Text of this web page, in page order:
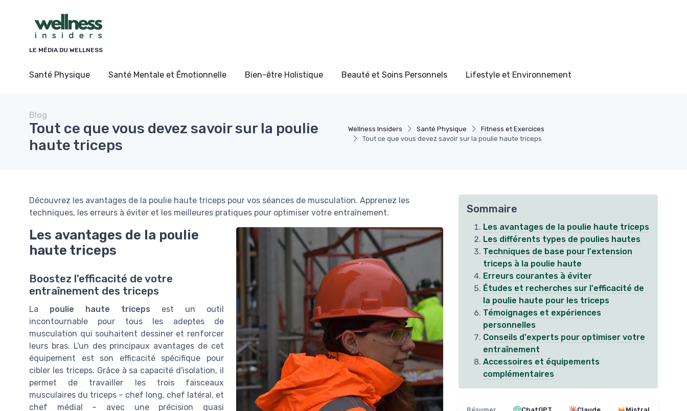
LE MÉDIA DU WELLNESS
Santé Physique Santé Mentale et Émotionnelle Bien-être Holistique Beauté et Soins Personnels Lifestyle et Environnement
Wellness Insiders Santé Physique
Fitness et Exercices
Tout ce que vous devez savoir sur la poulie haute triceps
Blog
Tout ce que vous devez savoir sur la poulie
haute triceps
Découvrez les avantages de la poulie haute triceps pour vos séances de musculation. Apprenez les
techniques, les erreurs à éviter et les meilleures pratiques pour optimiser votre entraînement.
Les avantages de la poulie
haute triceps
Boostez l'efficacité de votre
entraînement des triceps
La poulie haute triceps est un outil
incontournable pour tous les adeptes de
musculation qui souhaitent dessiner et renforcer
leurs bras. L'un des principaux avantages de cet
équipement est son efficacité spécifique pour
cibler les triceps. Grâce à sa capacité d'isolation, il
permet de travailler les trois faisceaux
musculaires du triceps – chef long, chef latéral, et
chef médial – avec une précision quasi
Sommaire
Les avantages de la poulie haute triceps
Les différents types de poulies hautes
Techniques de base pour l'extension
triceps à la poulie haute
Erreurs courantes à éviter
Études et recherches sur l'efficacité de
la poulie haute pour les triceps
Témoignages et expériences
personnelles
Conseils d'experts pour optimiser votre
entraînement
Accessoires et équipements
complémentaires